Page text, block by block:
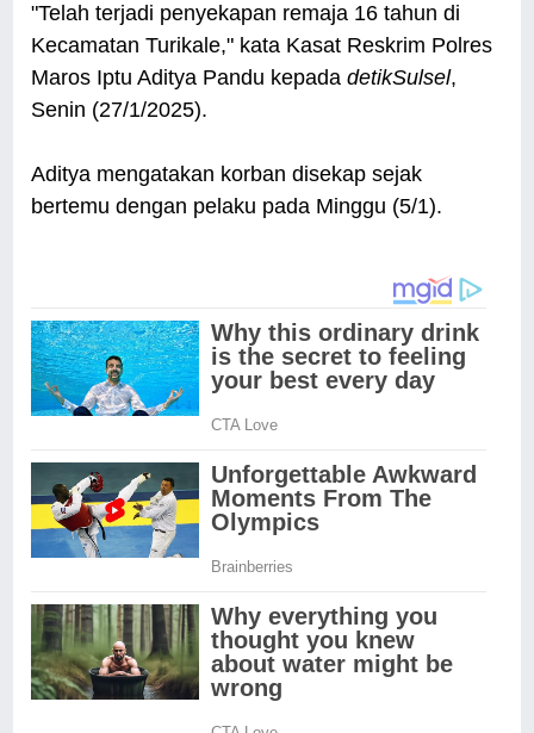
"Telah terjadi penyekapan remaja 16 tahun di
Kecamatan Turikale," kata Kasat Reskrim Polres
Maros Iptu Aditya Pandu kepadadetikSulsel,
Senin (27/1/2025).
Aditya mengatakan korban disekap sejak
bertemu dengan pelaku pada Minggu (5/1).